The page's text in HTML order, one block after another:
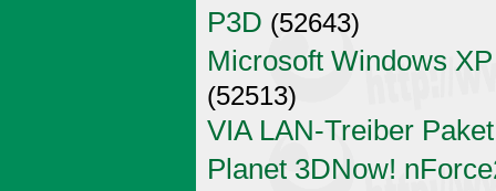
P3D (52643)
Microsoft Windows
(52513)
VIA LAN-Treiber
Planet 3DNow!